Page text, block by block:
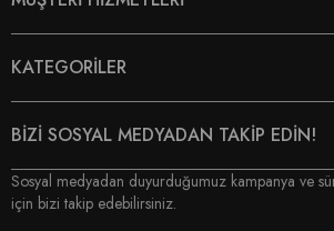
KATEGORİLER
BİZİ SOSYAL MEDYADAN TAKİP EDİN!
Sosyal medyadan duyurduğumuz kampanya ve
için bizi takip edebilirsiniz.